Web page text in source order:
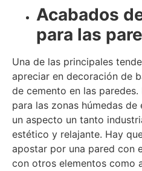
Acabados
para las
Una de las principales
apreciar en decoración de
de cemento en las
para las zonas húmedas
un aspecto un tanto
estético y relajante. Hay
apostar por una pared con
con otros elementos como